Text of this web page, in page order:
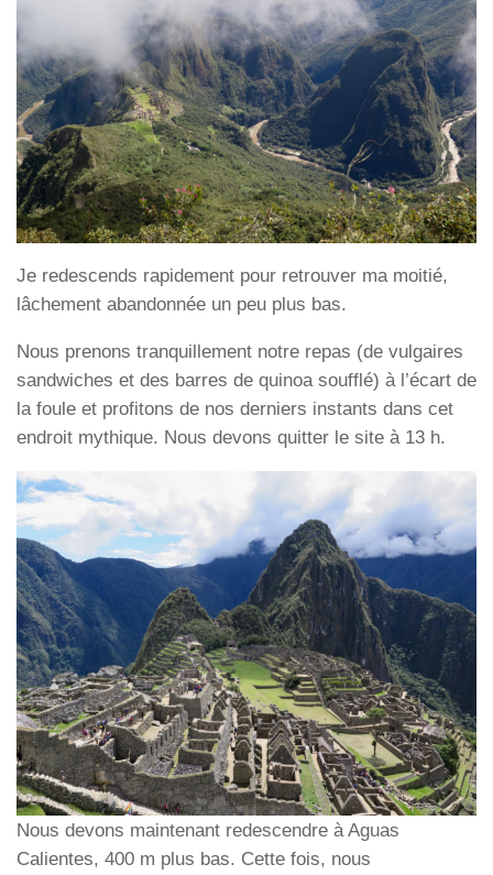
Je redescends rapidement pour retrouver ma moitié,
lâchement abandonnée un peu plus bas.
Nous prenons tranquillement notre repas (de vulgaires
sandwiches et des barres de quinoa soufflé) à l’écart de
la foule et profitons de nos derniers instants dans cet
endroit mythique. Nous devons quitter le site à 13 h.
Nous devons maintenant redescendre à Aguas
Calientes, 400 m plus bas. Cette fois, nous